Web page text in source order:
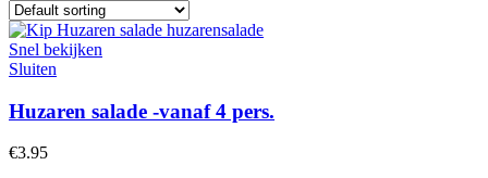
Snel bekijken
Sluiten
Huzaren salade -vanaf 4 pers.
€3.95